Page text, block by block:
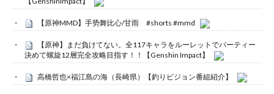
【原神MMD】手势舞比心/甘雨 #shorts #mmd
【原神】まだ負けてない。全117キャラをルーレットでパーティー
決めて螺旋12層完全攻略目指す！！【Genshin Impact】
高橋哲也×福江島の海（長崎県）【釣りビジョン番組紹介】